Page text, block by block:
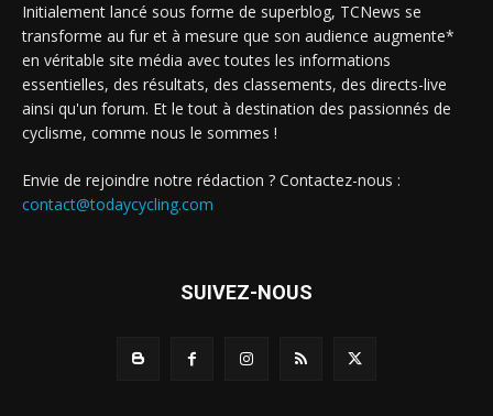
Initialement lancé sous forme de superblog, TCNews se
transforme au fur et à mesure que son audience augmente*
en véritable site média avec toutes les informations
essentielles, des résultats, des classements, des directs-live
ainsi qu'un forum. Et le tout à destination des passionnés de
cyclisme, comme nous le sommes !
Envie de rejoindre notre rédaction ? Contactez-nous :
contact@todaycycling.com
SUIVEZ-NOUS